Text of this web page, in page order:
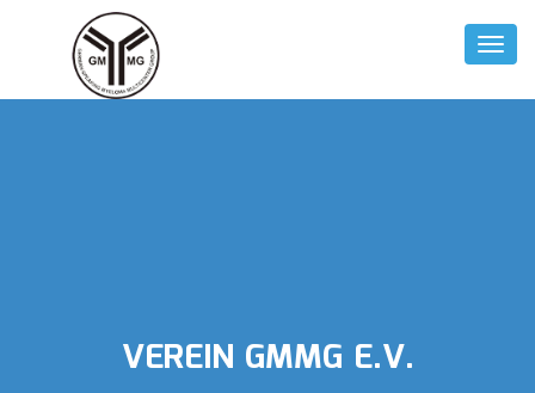
Toggle
VEREIN GMMG E.V.